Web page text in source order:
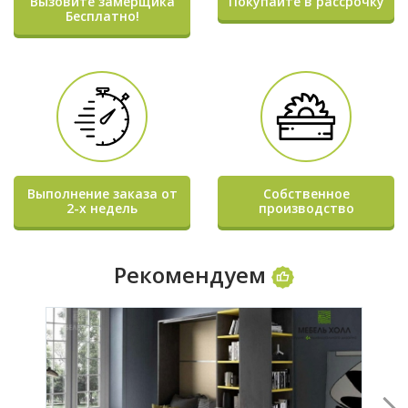
Бесплатно!
Выполнение заказа от
2-х недель
Собственное
производство
Рекомендуем